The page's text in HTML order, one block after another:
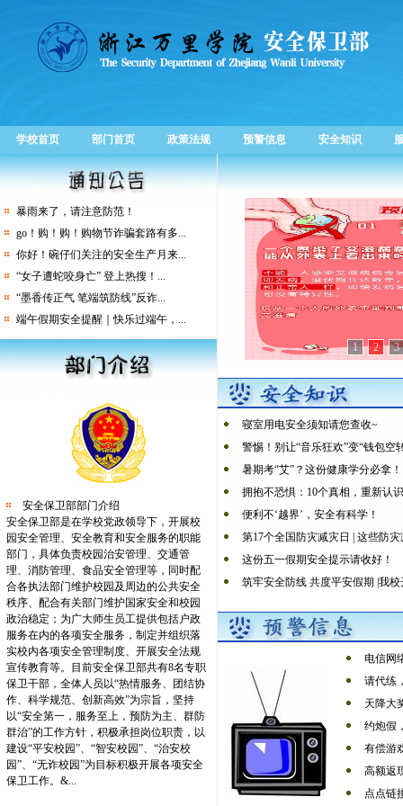
学校首页 部门首页 政策法规 预警信息 安全知识
关于举办“移动杯大学生安全法治...
校地共建再升级，“浙江万里学院...
守护师生舌尖上的安全 | 学校开...
暴雨来了，请注意防范！
go！购！购！购物节诈骗套路有多...
你好！碗仔们关注的安全生产月来...
“女子遭蛇咬身亡” 登上热搜！...
“墨香传正气 笔端筑防线”反诈...
端午假期安全提醒｜快乐过端午，...
幸福万里月报丨2025年2月-4月篇
关于举办“移动杯大学生安全法治...
校地共建再升级，“浙江万里学院...
守护师生舌尖上的安全 | 学校开...
暴雨来了，请注意防范！
go！购！购！购物节诈骗套路有多...
你好！碗仔们关注的安全生产月来...
“墨香传正气 笔端筑防线”反诈...
端午假期安全提醒｜快乐过端午，...
幸福万里月报丨2025年2月-4月篇
安全保卫部部门介绍
安全保卫部是在学校党政领导下，开展校
园安全管理、安全教育和安全服务的职能
部门，具体负责校园治安管理、交通管
理、消防管理、食品安全管理等，同时配
合各执法部门维护校园及周边的公共安全
秩序、配合有关部门维护国家安全和校园
政治稳定；为广大师生员工提供包括户政
服务在内的各项安全服务，制定并组织落
实校内各项安全管理制度、开展安全法规
宣传教育等。目前安全保卫部共有8名专职
保卫干部，全体人员以“热情服务、团结协
作、科学规范、创新高效”为宗旨，坚持
以“安全第一，服务至上，预防为主、群防
群治”的工作方针，积极承担岗位职责，以
建设“平安校园”、“智安校园”、“治安校
园”、“无诈校园”为目标积极开展各项安全
保卫工作。&...
1 2 3
寝室用电安全须知请您查收~
警惕！别让“音乐狂欢”变“钱包
暑期考“艾”？这份健康学分必拿！
拥抱不恐惧：10个真相，重新认
便利不‘越界’，安全有科学！
第17个全国防灾减灾日 | 这些防
这份五一假期安全提示请收好！
筑牢安全防线 共度平安假期 |我校
电信网
请代练
天降大
约炮假
有偿游
高额返
点点链